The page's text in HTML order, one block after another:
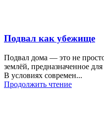
Подвал как убежище
Подвал дома — это не
землёй, предназначенное
В условиях современ...
Продолжить чтение